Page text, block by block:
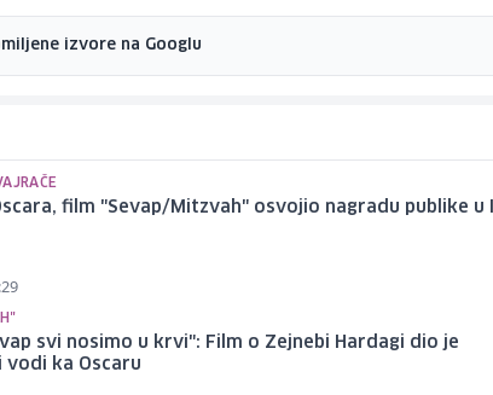
izvore na Googlu
film "Sevap/Mitzvah" osvojio nagradu publike u
svi nosimo u krvi": Film o Zejnebi Hardagi dio je
ka Oscaru